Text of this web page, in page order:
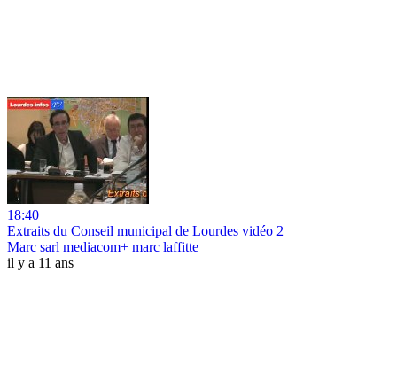
18:40
Extraits du Conseil municipal de Lourdes vidéo 2
Marc sarl mediacom+ marc laffitte
il y a 11 ans